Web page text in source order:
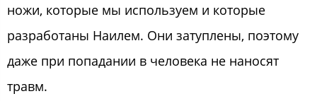
ножи, которые мы используем и которые
разработаны Наилем. Они затуплены, поэтому
даже при попадании в человека не наносят
травм.